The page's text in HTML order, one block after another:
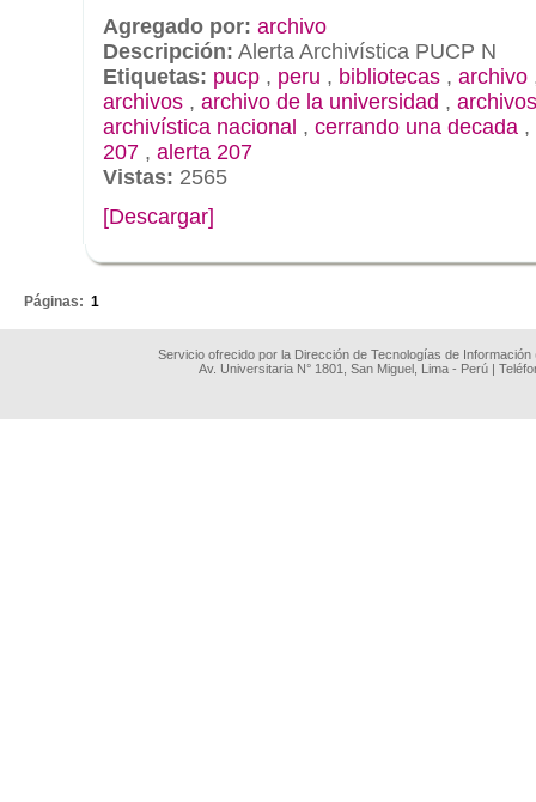
Agregado por: archivo
Descripción: Alerta Archivística PUCP N
Etiquetas: pucp , peru , bibliotecas , archivo
archivos , archivo de la universidad ,
archivística nacional , cerrando una decada ,
207 , alerta 207
Vistas: 2565
[Descargar]
Páginas: 1
Servicio ofrecido por la Dirección de Tecnologías de
Av. Universitaria N° 1801, San Miguel, Lima - Perú |